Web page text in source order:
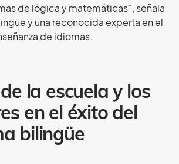
de lógica y matemáticas”, señala
y una reconocida experta en el
de idiomas.
la escuela y los
en el éxito del
bilingüe